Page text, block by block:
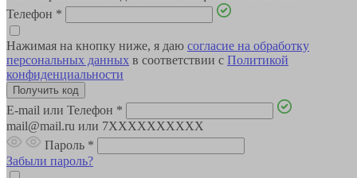
Телефон *
Нажимая на кнопку ниже, я даю согласие на обработку
персональных данных в соответствии с Политикой
конфиденциальности
E-mail или Телефон *
mail@mail.ru или 7XXXXXXXXXX
Пароль *
Забыли пароль?